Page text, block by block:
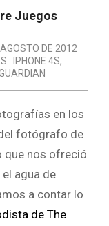
Juegos
DE 2012
IPHONE 4S,
en los
fotógrafo de
que nos ofreció
agua de
a contar lo
de The